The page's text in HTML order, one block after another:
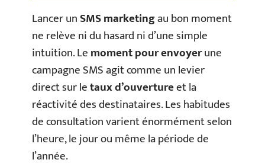
Lancer unSMS marketingau bon moment
ne relève ni du hasard ni d’une simple
intuition. Lemoment pour envoyerune
campagne SMS agit comme un levier
direct sur letaux d’ouvertureet la
réactivité des destinataires. Les habitudes
de consultation varient énormément selon
l’heure, le jour ou même la période de
l’année.